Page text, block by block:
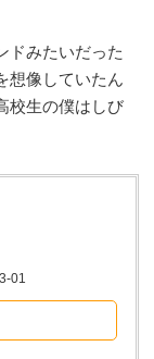
ドみたいだった
想像していたん
校生の僕はしび
01